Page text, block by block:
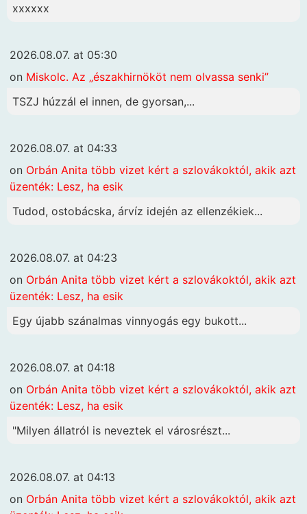
xxxxxx
2026.08.07. at 05:30
on Miskolc. Az „északhirnököt nem olvassa senki”
TSZJ húzzál el innen, de gyorsan,...
2026.08.07. at 04:33
on Orbán Anita több vizet kért a szlovákoktól, akik azt
üzenték: Lesz, ha esik
Tudod, ostobácska, árvíz idején az ellenzékiek...
2026.08.07. at 04:23
on Orbán Anita több vizet kért a szlovákoktól, akik azt
üzenték: Lesz, ha esik
Egy újabb szánalmas vinnyogás egy bukott...
2026.08.07. at 04:18
on Orbán Anita több vizet kért a szlovákoktól, akik azt
üzenték: Lesz, ha esik
"Milyen állatról is neveztek el városrészt...
2026.08.07. at 04:13
on Orbán Anita több vizet kért a szlovákoktól, akik azt